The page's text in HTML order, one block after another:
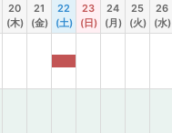
20
(木)
21
(金)
22
(土)
23
(日)
24
(月)
25
(火)
26
(水)